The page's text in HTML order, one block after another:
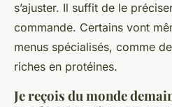
s’ajuster. Il suffit de le
commande. Certains vont
menus spécialisés, comme
riches en protéines.
Je reçois du monde